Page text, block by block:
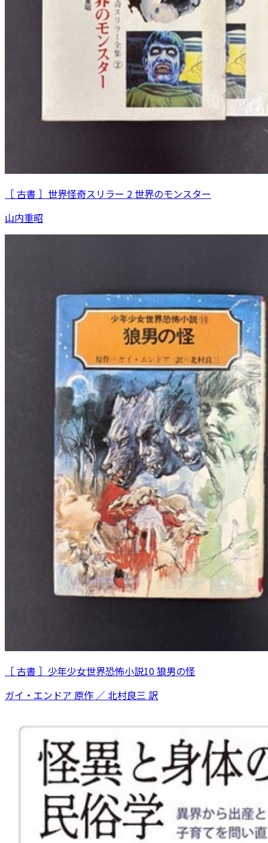
［ 古書 ］世界怪奇スリラー 2 世界のモンスター
山内重昭
［ 古書 ］少年少女世界恐怖小説10 狼男の怪
ガイ・エンドア 原作 ／ 北村良三 訳